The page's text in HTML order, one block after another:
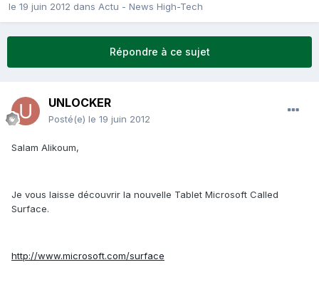
le 19 juin 2012 dans Actu - News High-Tech
Répondre à ce sujet
UNLOCKER
Posté(e) le 19 juin 2012
Salam Alikoum,
Je vous laisse découvrir la nouvelle Tablet Microsoft Called
Surface.
http://www.microsoft.com/surface